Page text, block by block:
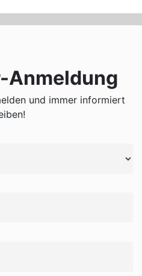
Anmeldung
und immer informiert